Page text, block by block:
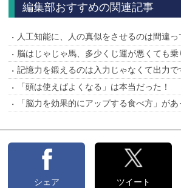
編集部おすすめの関連記事
人工知能に、人の真似をさせるのは間違っ
脳はじゃじゃ馬、多少くじ運が悪くても
記憶力を鍛えるのは入力じゃなくて出力で
「頭は使えばよくなる」は本当だった！
「脳力を効果的にアップする食べ方」があ
シェア ツイート